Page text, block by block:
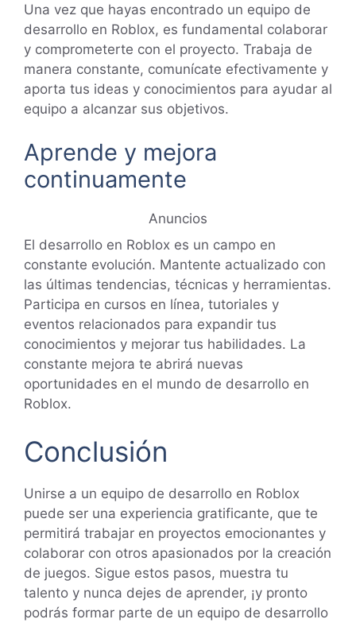
Una vez que hayas encontrado un equipo de
desarrollo en Roblox, es fundamental colaborar
y comprometerte con el proyecto. Trabaja de
manera constante, comunícate efectivamente y
aporta tus ideas y conocimientos para ayudar al
equipo a alcanzar sus objetivos.
Aprende y mejora
continuamente
Anuncios
El desarrollo en Roblox es un campo en
constante evolución. Mantente actualizado con
las últimas tendencias, técnicas y herramientas.
Participa en cursos en línea, tutoriales y
eventos relacionados para expandir tus
conocimientos y mejorar tus habilidades. La
constante mejora te abrirá nuevas
oportunidades en el mundo de desarrollo en
Roblox.
Conclusión
Unirse a un equipo de desarrollo en Roblox
puede ser una experiencia gratificante, que te
permitirá trabajar en proyectos emocionantes y
colaborar con otros apasionados por la creación
de juegos. Sigue estos pasos, muestra tu
talento y nunca dejes de aprender, ¡y pronto
podrás formar parte de un equipo de desarrollo